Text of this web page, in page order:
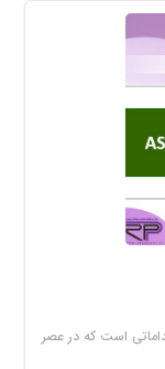
است که در عصر